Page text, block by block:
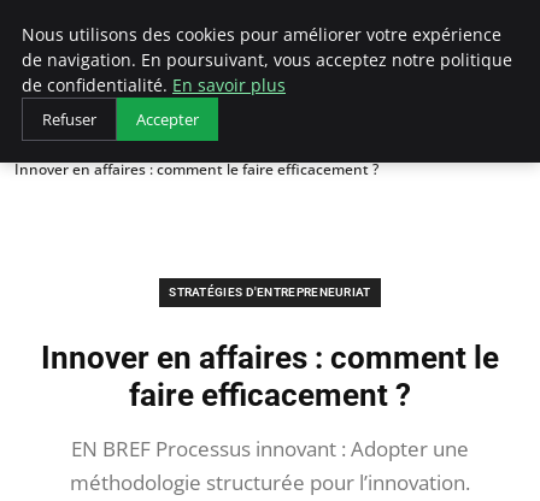
LECFCM
Accueil
Stratégies d'entrepreneuriat
Innover en affaires : comment le faire efficacement ?
STRATÉGIES D'ENTREPRENEURIAT
Innover en affaires : comment le
faire efficacement ?
EN BREF Processus innovant : Adopter une
méthodologie structurée pour l’innovation.
Nous utilisons des cookies pour améliorer votre expérience
de navigation. En poursuivant, vous acceptez notre politique
de confidentialité. En savoir plus
Refuser Accepter